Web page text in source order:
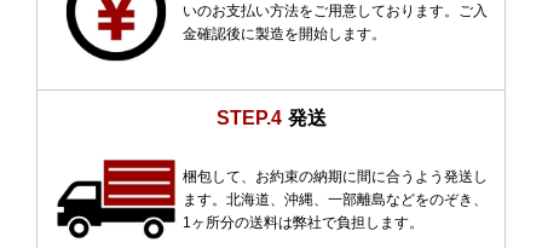
いのお支払い方法をご用意しております。ご入
金確認後に製造を開始します。
STEP.4 発送
梱包して、お約束の納期に間に合うよう発送し
ます。北海道、沖縄、一部離島などをのぞき、
1ヶ所分の送料は弊社で負担します。